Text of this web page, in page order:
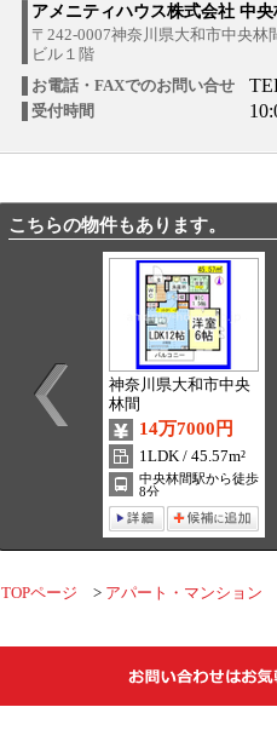
アメニティハウス株式会社 中央
〒242-0007神奈川県大和市中央林
ビル１階
お電話・FAXでのお問い合せ
受付時間
こちらの物件もあります。
神奈川県大和市中央
林間
14万7000円
1LDK / 45.57m²
中央林間駅から徒歩
8分
TOPページ アパート・マンション